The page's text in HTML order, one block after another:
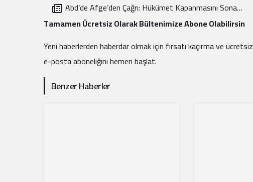
Erdirmenin Zamanı Geldi
Tamamen Ücretsiz Olarak Bültenimize Abone Olabilirsin
Yeni haberlerden haberdar olmak için fırsatı kaçırma ve ücretsiz
e-posta aboneliğini hemen başlat.
Benzer Haberler